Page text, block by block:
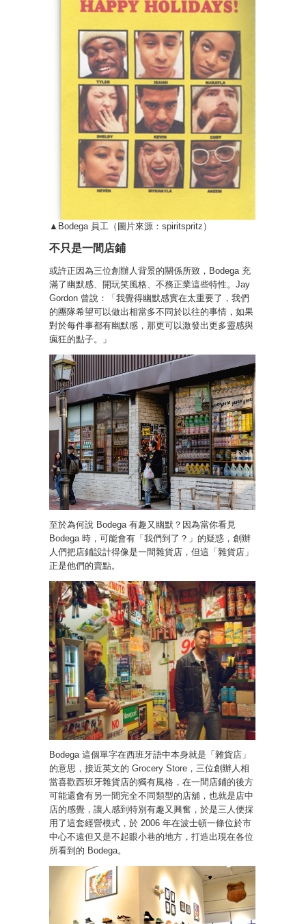
▲Bodega 員工（圖片來源：spiritspritz）
不只是一間店鋪
或許正因為三位創辦人背景的關係所致，Bodega 充
滿了幽默感、開玩笑風格、不務正業這些特性。Jay
Gordon 曾說：「我覺得幽默感實在太重要了，我們
的團隊希望可以做出相當多不同於以往的事情，如果
對於每件事都有幽默感，那更可以激發出更多靈感與
瘋狂的點子。」
至於為何說 Bodega 有趣又幽默？因為當你看見
Bodega 時，可能會有「我們到了？」的疑惑，創辦
人們把店鋪設計得像是一間雜貨店，但這「雜貨店」
正是他們的賣點。
Bodega 這個單字在西班牙語中本身就是「雜貨店」
的意思，接近英文的 Grocery Store，三位創辦人相
當喜歡西班牙雜貨店的獨有風格，在一間店鋪的後方
可能還會有另一間完全不同類型的店舖，也就是店中
店的感覺，讓人感到特別有趣又興奮，於是三人便採
用了這套經營模式，於 2006 年在波士頓一條位於市
中心不遠但又是不起眼小巷的地方，打造出現在各位
所看到的 Bodega。